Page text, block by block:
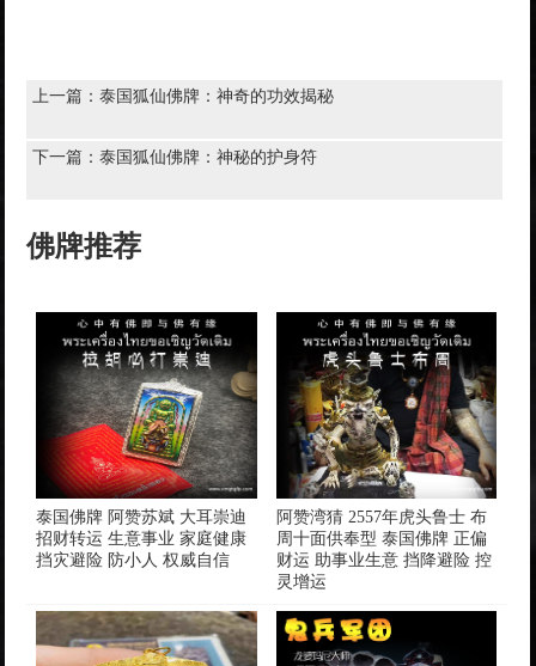
上一篇：泰国狐仙佛牌：神奇的功效揭秘
下一篇：泰国狐仙佛牌：神秘的护身符
佛牌推荐
泰国佛牌 阿赞苏斌 大耳崇迪
招财转运 生意事业 家庭健康
挡灾避险 防小人 权威自信
阿赞湾猜 2557年虎头鲁士 布
周十面供奉型 泰国佛牌 正偏
财运 助事业生意 挡降避险 控
灵增运